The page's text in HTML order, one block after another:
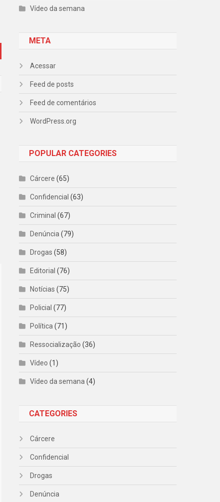
Vídeo da semana
META
Acessar
Feed de posts
Feed de comentários
WordPress.org
POPULAR CATEGORIES
Cárcere (65)
Confidencial (63)
Criminal (67)
Denúncia (79)
Drogas (58)
Editorial (76)
Notícias (75)
Policial (77)
Política (71)
Ressocialização (36)
Vídeo (1)
Vídeo da semana (4)
CATEGORIES
Cárcere
Confidencial
Drogas
Denúncia